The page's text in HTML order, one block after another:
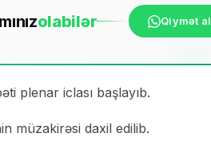
olabilər Qiymət al
plenar iclası başlayıb.
müzakirəsi daxil edilib.